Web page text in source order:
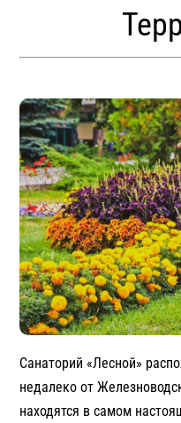
Санаторий «Лесной»
недалеко от
находятся в самом